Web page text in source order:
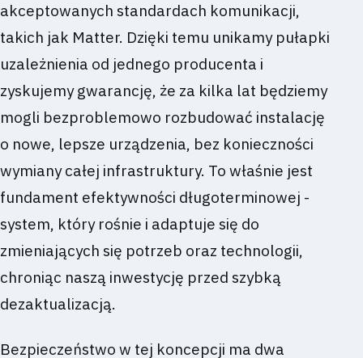
akceptowanych standardach komunikacji,
takich jak Matter. Dzięki temu unikamy pułapki
uzależnienia od jednego producenta i
zyskujemy gwarancję, że za kilka lat będziemy
mogli bezproblemowo rozbudować instalację
o nowe, lepsze urządzenia, bez konieczności
wymiany całej infrastruktury. To właśnie jest
fundament efektywności długoterminowej -
system, który rośnie i adaptuje się do
zmieniających się potrzeb oraz technologii,
chroniąc naszą inwestycję przed szybką
dezaktualizacją.
Bezpieczeństwo w tej koncepcji ma dwa